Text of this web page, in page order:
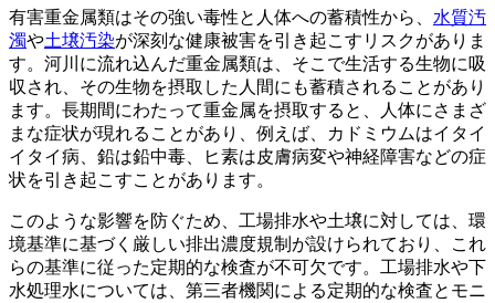
有害重金属類はその強い毒性と人体への蓄積性から、 水質汚
濁や土壌汚染が深刻な健康被害を引き起こすリスクがありま
す。河川に流れ込んだ重金属類は、そこで生活する生物に吸
収され、その生物を摂取した人間にも蓄積されることがあり
ます。長期間にわたって重金属を摂取すると、人体にさまざ
まな症状が現れることがあり、例えば、カドミウムはイタイ
イタイ病、鉛は鉛中毒、ヒ素は皮膚病変や神経障害などの症
状を引き起こすことがあります。
このような影響を防ぐため、工場排水や土壌に対しては、環
境基準に基づく厳しい排出濃度規制が設けられており、これ
らの基準に従った定期的な検査が不可欠です。工場排水や下
水処理水については、第三者機関による定期的な検査とモニ